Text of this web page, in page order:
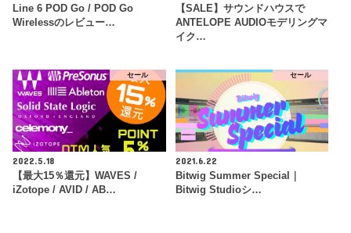
Line 6 POD Go / POD Go
Wirelessのレビュー…
【SALE】サウンドハウスで
ANTELOPE AUDIOモデリングマ
イク…
セール
2022.5.18
【最大15％還元】WAVES /
iZotope / AVID / AB…
セール
2021.6.22
Bitwig Summer Special｜
Bitwig Studioシ…